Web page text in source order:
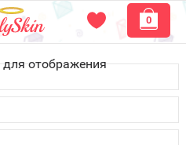
0
для отображения
городам России.
Почтой России или
PickPoint или пункте
любым удобным способом: